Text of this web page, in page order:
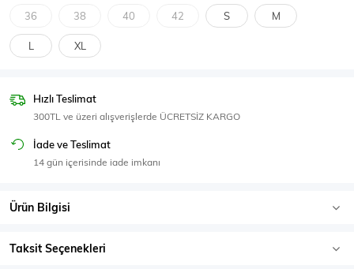
Eşofman Üstü
36 38 40 42 S M
L XL
Hızlı Teslimat
300TL ve üzeri alışverişlerde ÜCRETSİZ KARGO
İade ve Teslimat
14 gün içerisinde iade imkanı
Ürün Bilgisi
Taksit Seçenekleri